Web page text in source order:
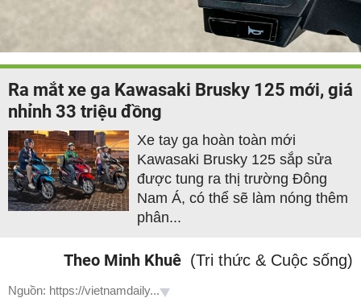
Ra mắt xe ga Kawasaki Brusky 125 mới, giá
nhỉnh 33 triệu đồng
Xe tay ga hoàn toàn mới
Kawasaki Brusky 125 sắp sửa
được tung ra thị trường Đông
Nam Á, có thể sẽ làm nóng thêm
phân...
Theo Minh Khuê (Tri thức & Cuộc sống)
Nguồn: https://vietnamdaily...